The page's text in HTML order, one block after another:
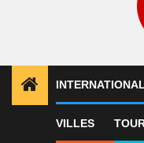
INTERNATIONAL
VILLES
International